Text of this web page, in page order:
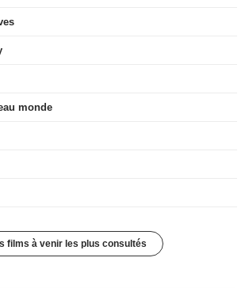
monde
films à venir les plus consultés